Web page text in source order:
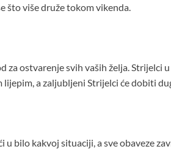
što više druže tokom vikenda.
za ostvarenje svih vaših želja. Strijelci
lijepim, a zaljubljeni Strijelci će dobiti
u bilo kakvoj situaciji, a sve obaveze